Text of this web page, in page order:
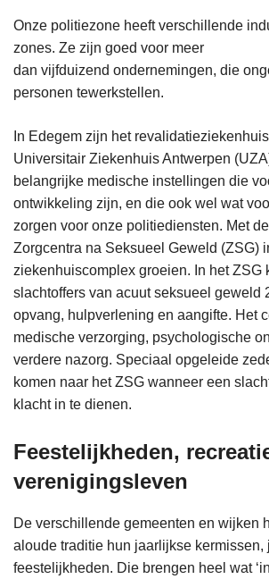
Onze politiezone heeft verschillende
zones. Ze zijn goed voor meer
dan vijfduizend ondernemingen, die
personen tewerkstellen.
In Edegem zijn het
Universitair Ziekenhuis Antwerpen
belangrijke medische instellingen die
ontwikkeling zijn, en die ook wel wat
zorgen voor onze politiediensten. Met
Zorgcentra na Seksueel Geweld (ZSG)
ziekenhuiscomplex groeien. In het ZSG
slachtoffers van acuut seksueel geweld
opvang, hulpverlening en aangifte. Het
medische verzorging, psychologische
verdere nazorg. Speciaal opgeleide
komen naar het ZSG wanneer een
klacht in te dienen.
Feestelijkheden,
verenigingsleven
De verschillende gemeenten en wijken
aloude traditie hun jaarlijkse kermissen,
feestelijkheden. Die brengen heel wat